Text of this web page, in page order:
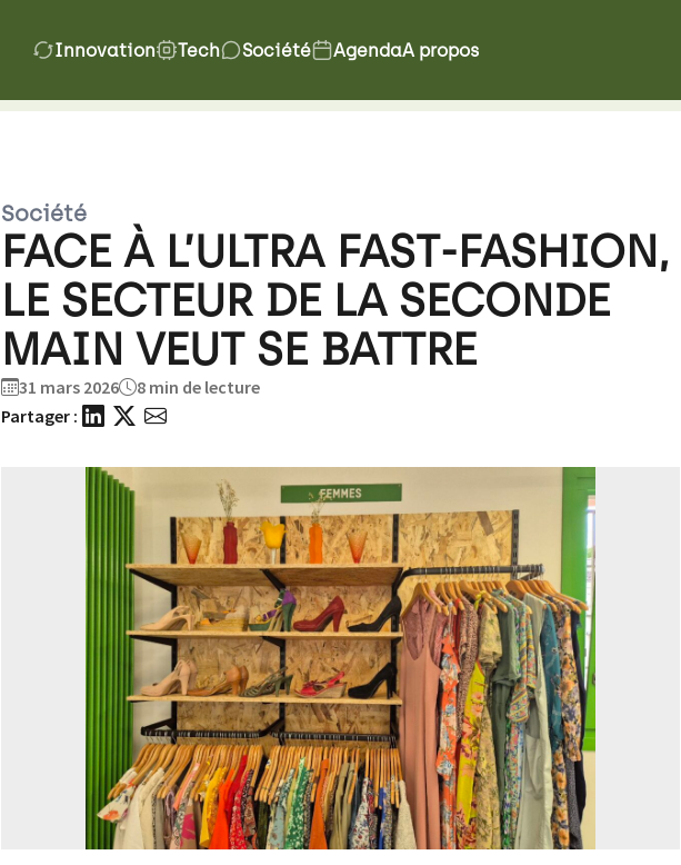
Innovation Tech Société AgendaA propos
Société
FACE À L’ULTRA FAST-FASHION,
LE SECTEUR DE LA SECONDE
MAIN VEUT SE BATTRE
31 mars 2026
8 min de lecture
Partager :